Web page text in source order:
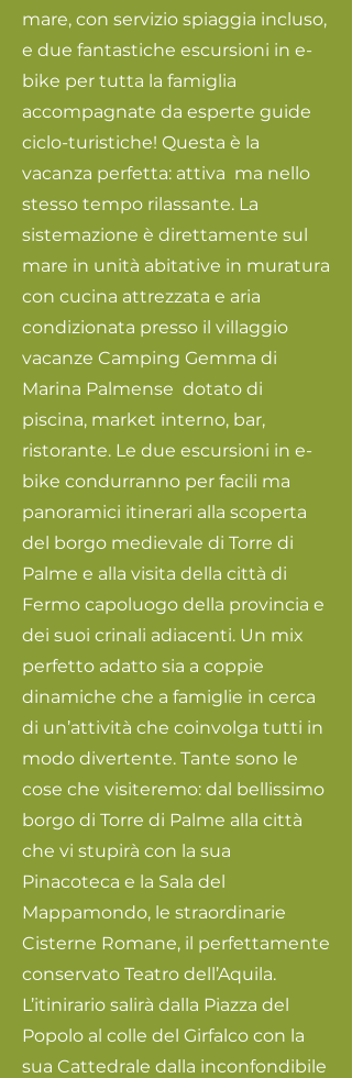
mare, con servizio spiaggia incluso,
e due fantastiche escursioni in e-
bike per tutta la famiglia
accompagnate da esperte guide
ciclo-turistiche! Questa è la
vacanza perfetta: attiva ma nello
stesso tempo rilassante. La
sistemazione è direttamente sul
mare in unità abitative in muratura
con cucina attrezzata e aria
condizionata presso il villaggio
vacanze Camping Gemma di
Marina Palmense dotato di
piscina, market interno, bar,
ristorante. Le due escursioni in e-
bike condurranno per facili ma
panoramici itinerari alla scoperta
del borgo medievale di Torre di
Palme e alla visita della città di
Fermo capoluogo della provincia e
dei suoi crinali adiacenti. Un mix
perfetto adatto sia a coppie
dinamiche che a famiglie in cerca
di un’attività che coinvolga tutti in
modo divertente. Tante sono le
cose che visiteremo: dal bellissimo
borgo di Torre di Palme alla città
che vi stupirà con la sua
Pinacoteca e la Sala del
Mappamondo, le straordinarie
Cisterne Romane, il perfettamente
conservato Teatro dell’Aquila.
L’itinirario salirà dalla Piazza del
Popolo al colle del Girfalco con la
sua Cattedrale dalla inconfondibile